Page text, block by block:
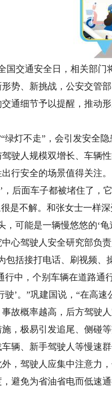
交通安全日，相关部门
势、新挑战，公安交管
通细节予以提醒，推动形
灯不走”，会引发安全隐
人规模双增长、车辆性
行安全的场景值得关注。
后面车子都被堵住了，
是不解。和张女士一样
可能是一辆慢悠悠的‘龟
驾驶人安全研究部负责
包括接打电话、刷视频
行中，个别车辆在道路
驶’。”巩建国说，“在高
故概率越高，后方驾驶
，极易引发追尾、侧碰
、新手驾驶人等慢速群
，驾驶人应集中注意力
避免为省油省电而低速